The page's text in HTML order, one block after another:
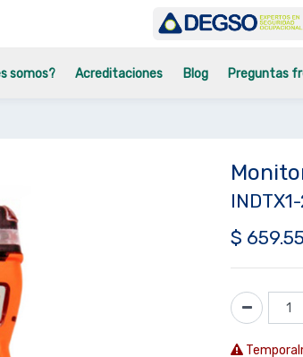
somos? Acreditaciones Blog Preguntas
$ 659.55